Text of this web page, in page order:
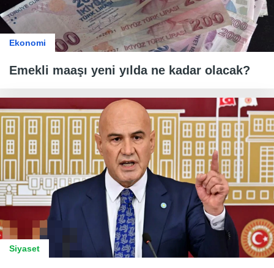
Ekonomi
Emekli maaşı yeni yılda ne kadar olacak?
Siyaset